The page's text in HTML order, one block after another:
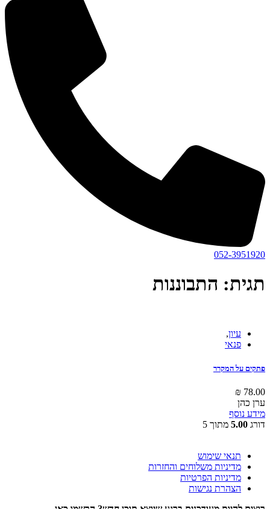
052-3951920
תגית: התבוננות
עיון,
פנאי
פתקים על המקרר
78.00
₪
ערן כהן
מידע נוסף
דורג 5.00 מתוך 5
תנאי שימוש
מדיניות משלוחים והחזרות
מדיניות הפרטיות
הצהרת נגישות